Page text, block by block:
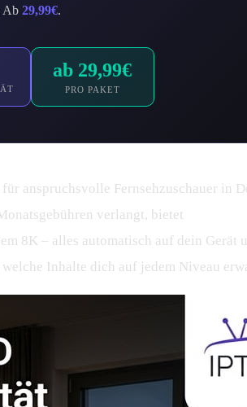
Ab 29,99€.
ab 29,99€
PRO PAKET
anspruchsvolle Fernsehzuschauer in
verlangt, bietet
8K – alles automatisch auf dein Gerät
Inhalte dich auf jedem Niveau